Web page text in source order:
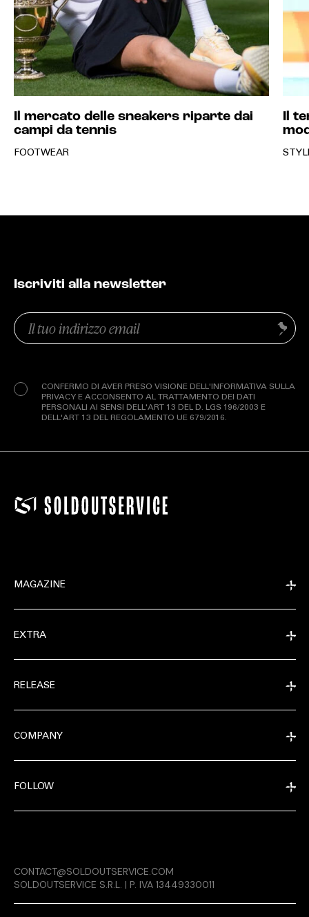
RELEASE
Il mercato delle sneakers riparte dai
campi da tennis
FOOTWEAR
Il
Iscriviti alla newsletter
Email
(Obbligatorio)
CONFERMO DI AVER PRESO VISIONE DELL'INFORMATIVA SULLA
PRIVACY E ACCONSENTO AL TRATTAMENTO DEI DATI
PERSONALI AI SENSI DELL'ART 13 DEL D. LGS 196/2003 E
DELL'ART 13 DEL REGOLAMENTO UE 679/2016.
Invia
MAGAZINE
EXTRA
RELEASE
COMPANY
FOLLOW
CONTACT@SOLDOUTSERVICE.COM
SOLDOUTSERVICE S.R.L. | P. IVA 13449330011